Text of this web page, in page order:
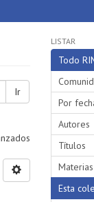
Ir
LISTAR
Todo
Por
Autores
Títulos
Materias
Esta